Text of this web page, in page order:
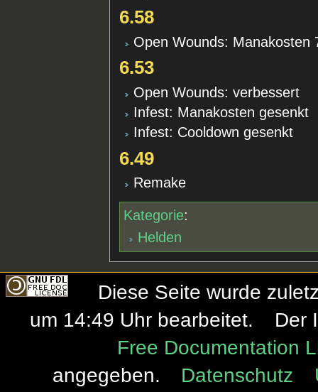
6.58
Open Wounds: Manakosten
6.53
Open Wounds: verbessert
Infest: Manakosten gesenkt
Infest: Cooldown gesenkt
6.49
Remake
Kategorie:
Helden
Diese Seite wurde
um 14:49 Uhr bearbeitet.
Der
Free Documentation
angegeben.
Datenschutz